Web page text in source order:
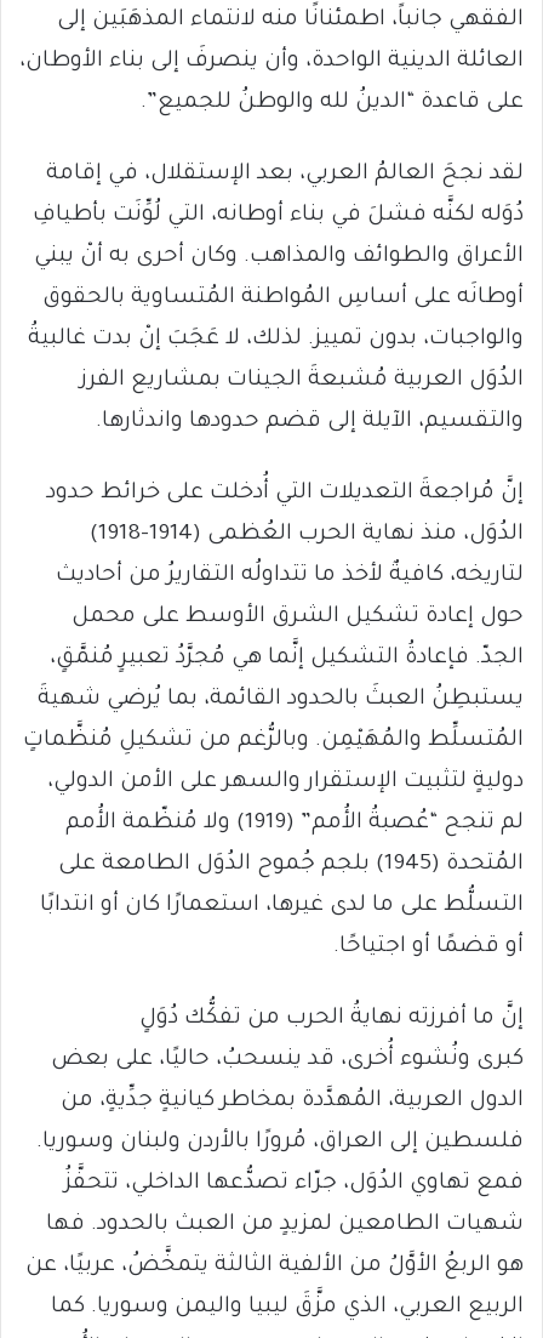
الفقهي جانباً، اطمئنانًا منه لانتماء المذهَبَين إلى
العائلة الدينية الواحدة، وأن ينصرفَ إلى بناء الأوطان،
على قاعدة “الدينُ لله والوطنُ للجميع”.
لقد نجحَ العالمُ العربي، بعد الإستقلال، في إقامة
دُوَله لكنَّه فشلَ في بناء أوطانه، التي لُوِّنَت بأطيافِ
الأعراق والطوائف والمذاهب. وكان أحرى به أنْ يبني
أوطانَه على أساسِ المُواطنة المُتساوية بالحقوق
والواجبات، بدون تمييز. لذلك، لا عَجَبَ إنْ بدت غالبيةُ
الدُوَل العربية مُشبعةَ الجينات بمشاريع الفرز
والتقسيم، الآيلة إلى قضم حدودها واندثارها.
إنَّ مُراجعةَ التعديلات التي أُدخلت على خرائط حدود
الدُوَل، منذ نهاية الحرب العُظمى (1914-1918)
لتاريخه، كافيةٌ لأخذ ما تتداولُه التقاريرُ من أحاديث
حول إعادة تشكيل الشرق الأوسط على محمل
الجدّ. فإعادةُ التشكيل إنَّما هي مُجرَّدُ تعبيرٍ مُنمَّقٍ،
يستبطِنُ العبثَ بالحدود القائمة، بما يُرضي شهيةَ
المُتسلِّط والمُهَيْمِن. وبالرُّغم من تشكيلِ مُنظَّماتٍ
دوليةٍ لتثبيت الإستقرار والسهر على الأمن الدولي،
لم تنجح “عُصبةُ الأُمم” (1919) ولا مُنظّمة الأُمم
المُتحدة (1945) بلجم جُموح الدُوَل الطامعة على
التسلُّط على ما لدى غيرها، استعمارًا كان أو انتدابًا
أو قضمًا أو اجتياحًا.
إنَّ ما أفرزته نهايةُ الحرب من تفكُّك دُوَلٍ
كبرى ونُشوء أُخرى، قد ينسحبُ، حاليًا، على بعض
الدول العربية، المُهدَّدة بمخاطر كيانيةٍ جدِّيةٍ، من
فلسطين إلى العراق، مُرورًا بالأردن ولبنان وسوريا.
فمع تهاوي الدُوَل، جرّاء تصدُّعها الداخلي، تتحفَّزُ
شهيات الطامعين لمزيدٍ من العبث بالحدود. فها
هو الربعُ الأوَّلُ من الألفية الثالثة يتمخَّضُ، عربيًا، عن
الربيع العربي، الذي مزَّقَ ليبيا واليمن وسوريا. كما